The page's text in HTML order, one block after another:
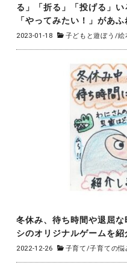
る」「折る」「投げる」い
「やってみたい！」があ
2023-01-18 子どもと遊ぼう /絵
冬休み、待ち時間や退屈
シのオリジナルゲームを紹
2022-12-26 子育て/子育ての悩